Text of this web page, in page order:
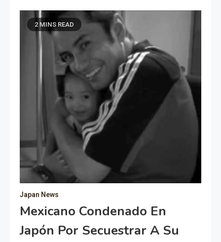
2 MINS READ
Japan News
Mexicano Condenado En
Japón Por Secuestrar A Su